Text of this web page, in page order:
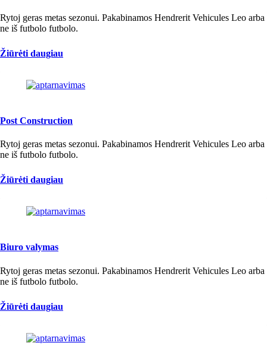
Rytoj geras metas sezonui. Pakabinamos Hendrerit Vehicules Leo arba
ne iš futbolo futbolo.
Žiūrėti daugiau
Post Construction
Rytoj geras metas sezonui. Pakabinamos Hendrerit Vehicules Leo arba
ne iš futbolo futbolo.
Žiūrėti daugiau
Biuro valymas
Rytoj geras metas sezonui. Pakabinamos Hendrerit Vehicules Leo arba
ne iš futbolo futbolo.
Žiūrėti daugiau